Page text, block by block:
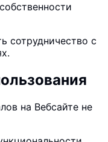
сотрудничество с
на Вебсайте не